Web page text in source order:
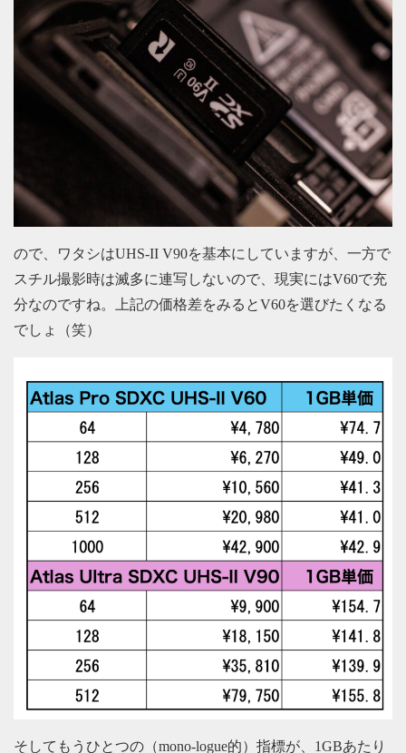
ので、ワタシはUHS-II V90を基本にしていますが、一方で
スチル撮影時は滅多に連写しないので、現実にはV60で充
分なのですね。上記の価格差をみるとV60を選びたくなる
でしょ（笑）
そしてもうひとつの（mono-logue的）指標が、1GBあたり